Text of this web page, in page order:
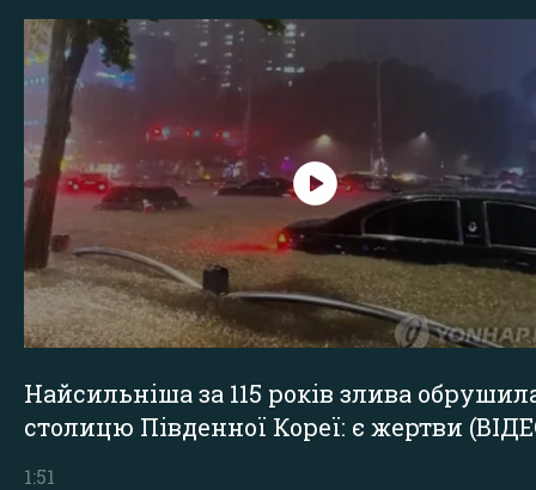
Найсильніша за 115 років злива
столицю Південної Кореї: є жертви
1:51